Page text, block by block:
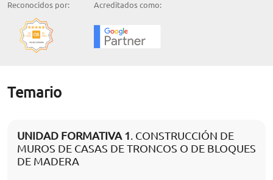
Reconocidos por: Acreditados como:
Temario
UNIDAD FORMATIVA 1. CONSTRUCCIÓN DE
MUROS DE CASAS DE TRONCOS O DE BLOQUES
DE MADERA